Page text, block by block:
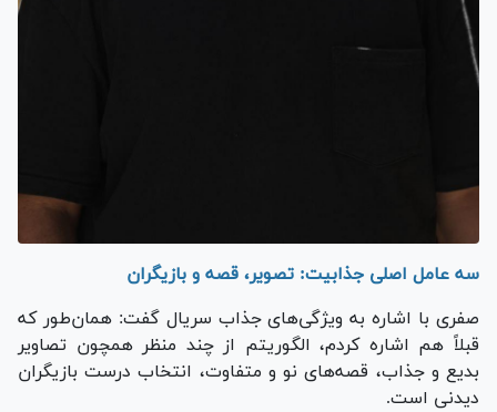
سه عامل اصلی جذابیت: تصویر، قصه و بازیگران
صفری با اشاره به ویژگی‌های جذاب سریال گفت: همان‌طور که
قبلاً هم اشاره کردم، الگوریتم از چند منظر همچون تصاویر
بدیع و جذاب، قصه‌های نو و متفاوت، انتخاب درست بازیگران
دیدنی است.